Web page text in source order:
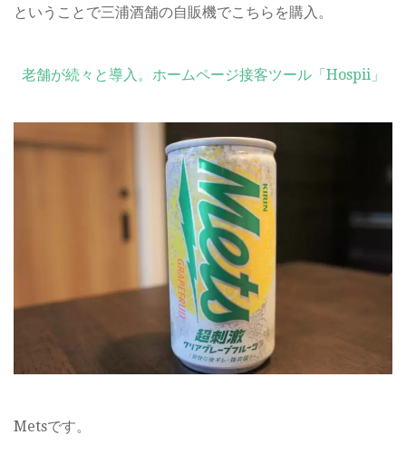
ということで三浦酒舗の自販機でこちらを購入。
老舗が続々と導入。ホームページ接客ツール「Hospii」
Metsです。